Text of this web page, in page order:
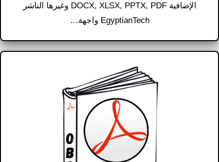
الإضافية DOCX, XLSX, PPTX, PDF وغيرها الناشر
EgyptianTech واجهة…